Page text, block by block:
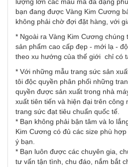
bạn đang được Vàng Kim Cương
không phải chờ đợi đặt hàng, với
* Ngoài ra Vàng Kim Cương chúng
sản phẩm cao cấp đẹp - mới lạ -
theo xu hướng của thế giới chỉ có
* Với những mẫu trang sức sản
tôi độc quyền phân phối những
quyền được sản xuất trong nhà
xuất tiên tiến và hiện đại trên công
trang sức đạt tiêu chuẩn quốc tế.
* Bạn không phải bận tâm và lo
Kim Cương có đủ các size phù
ý bạn.
* Bạn luôn được các chuyên gia,
tư vấn tận tình, chu đáo, nắm bắt